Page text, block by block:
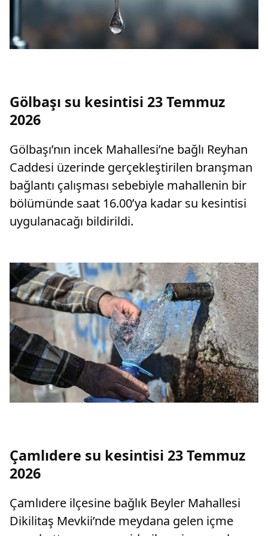
Gölbaşı su kesintisi 23 Temmuz
2026
Gölbaşı’nın incek Mahallesi’ne bağlı Reyhan
Caddesi üzerinde gerçekleştirilen branşman
bağlantı çalışması sebebiyle mahallenin bir
bölümünde saat 16.00’ya kadar su kesintisi
uygulanacağı bildirildi.
Çamlıdere su kesintisi 23 Temmuz
2026
Çamlıdere ilçesine bağlık Beyler Mahallesi
Dikilitaş Mevkii’nde meydana gelen içme